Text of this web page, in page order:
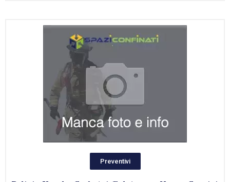
Preventivi